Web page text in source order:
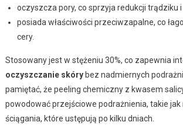
oczyszcza pory, co sprzyja redukcji trądziku
posiada właściwości przeciwzapalne, co
cery.
Stosowany jest w stężeniu 30%, co zapewnia
oczyszczanie skórybez nadmiernych
pamiętać, że peeling chemiczny z kwasem
powodować przejściowe podrażnienia, takie
ściągania, które ustępują po kilku dniach.